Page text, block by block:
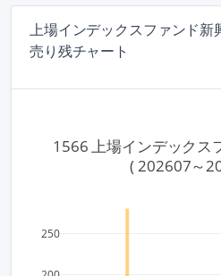
上場インデックスファンド
売り残チャート
250
1566 上場インデックス
( 202607～